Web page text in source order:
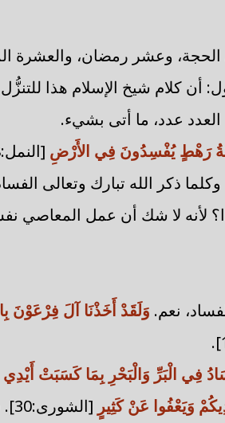
وعشر رمضان، والعشرة
أن كلام شيخ الإسلام هذا
العدد عدد، ما أتى بشيء.
رَهْطٍ يُفْسِدُونَ فِي الأَرْضِ
ذكر الله تبارك وتعالى
لأنه لا شك أن عمل المعاصي
نعم. وَلَقَدْ أَخَذْنَا آلَ فِرْعَوْنَ
فِي الْبَرِّ وَالْبَحْرِ بِمَا كَسَبَتْ أَيْدِي
وَيَعْفُوا عَنْ كَثِيرٍ